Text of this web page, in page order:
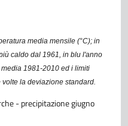
media mensile (°C); in
caldo dal 1961, in blu l'anno
1981-2010 ed i limiti
la deviazione standard.